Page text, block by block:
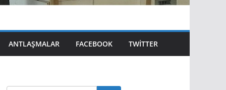
ANTLAŞMALAR FACEBOOK TWITTER